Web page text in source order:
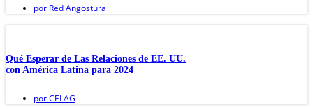
por Red Angostura
Qué Esperar de Las Relaciones de EE. UU.
con América Latina para 2024
porCELAG